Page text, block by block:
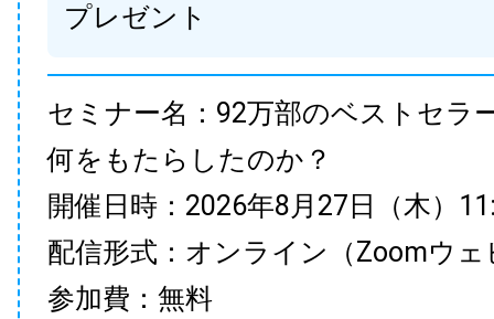
プレゼント
セミナー名：92万部のベストセラ
何をもたらしたのか？
開催日時：2026年8月27日（木）
配信形式：オンライン（Zoomウェ
参加費：無料